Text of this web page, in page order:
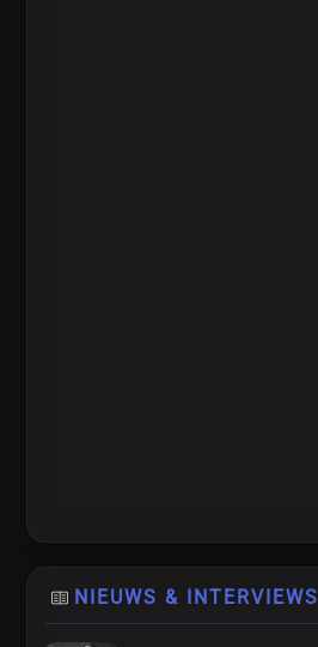
NIEUWS & INTERVIEWS